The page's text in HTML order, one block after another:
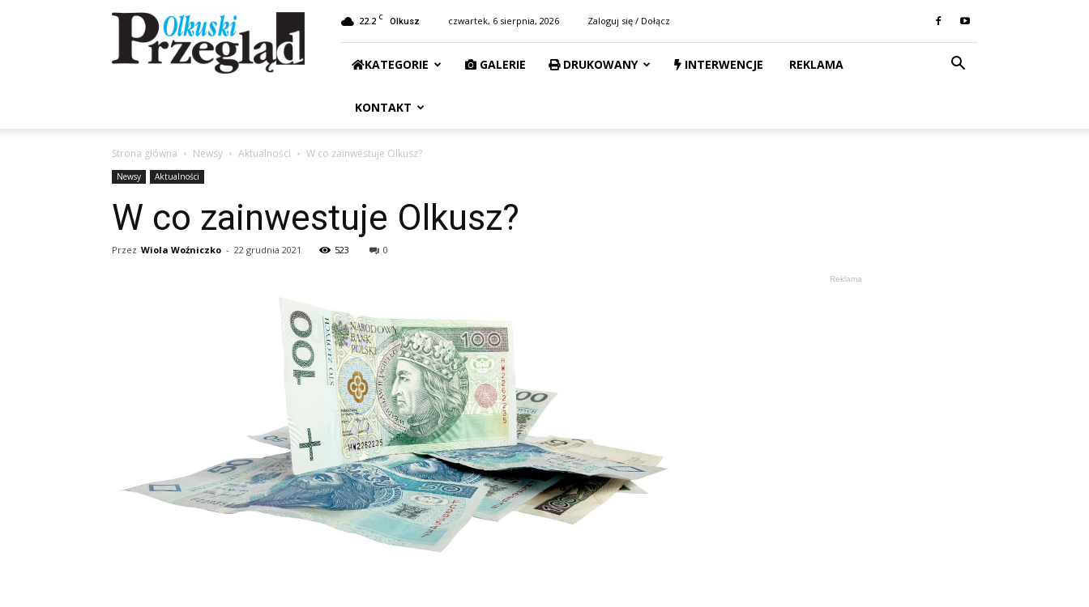
Przegląd
Olkuski
22.2 C Olkusz czwartek, 6 sierpnia, 2026 Zaloguj się / Dołącz
KATEGORIE GALERIE DRUKOWANY INTERWENCJE REKLAMA
KONTAKT
Strona główna Newsy Aktualności W co zainwestuje Olkusz?
Newsy Aktualności
W co zainwestuje Olkusz?
Przez Wiola Woźniczko - 22 grudnia 2021 523 0
Reklama